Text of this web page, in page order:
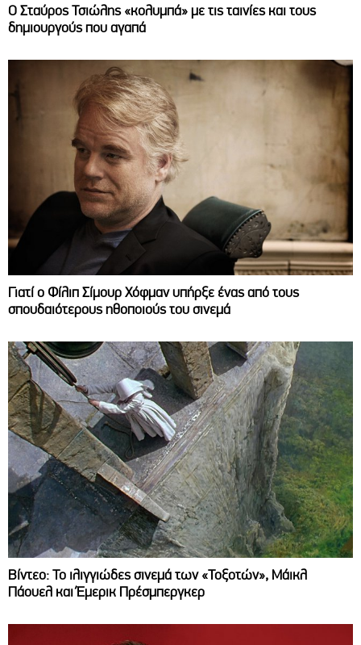
Ο Σταύρος Τσιώλης «κολυμπά» με τις ταινίες και τους
δημιουργούς που αγαπά
Γιατί ο Φίλιπ Σίμουρ Χόφμαν υπήρξε ένας από τους
σπουδαιότερους ηθοποιούς του σινεμά
Βίντεο: Το ιλιγγιώδες σινεμά των «Τοξοτών», Μάικλ
Πάουελ και Έμερικ Πρέσμπεργκερ